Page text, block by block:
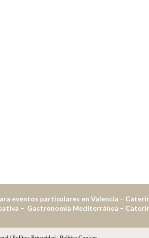
eventos particulares en Valencia –
– Gastronomía Mediterránea –